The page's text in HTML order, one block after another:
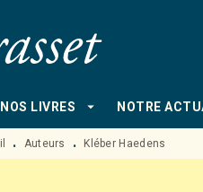
RECHERCHE
NOS LIVRES arrow_drop_down NOTRE
• Auteurs • Kléber Haedens